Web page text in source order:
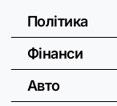
Політика
Фінанси
Авто